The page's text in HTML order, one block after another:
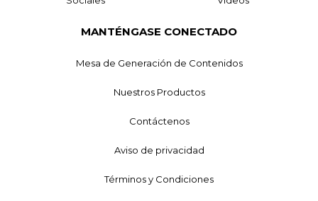
MANTÉNGASE CONECTADO
Mesa de Generación de Contenidos
Nuestros Productos
Contáctenos
Aviso de privacidad
Términos y Condiciones